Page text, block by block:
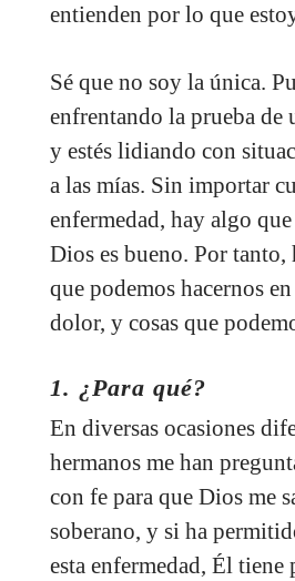
entienden por lo que
Sé que no soy la única.
enfrentando la prueba de
y estés lidiando con
a las mías. Sin importar
enfermedad, hay algo
Dios es bueno. Por tanto,
que podemos hacernos
dolor, y cosas que
1. ¿Para qué?
En diversas ocasiones
hermanos me han
con fe para que Dios me
soberano, y si ha
esta enfermedad, Él tiene